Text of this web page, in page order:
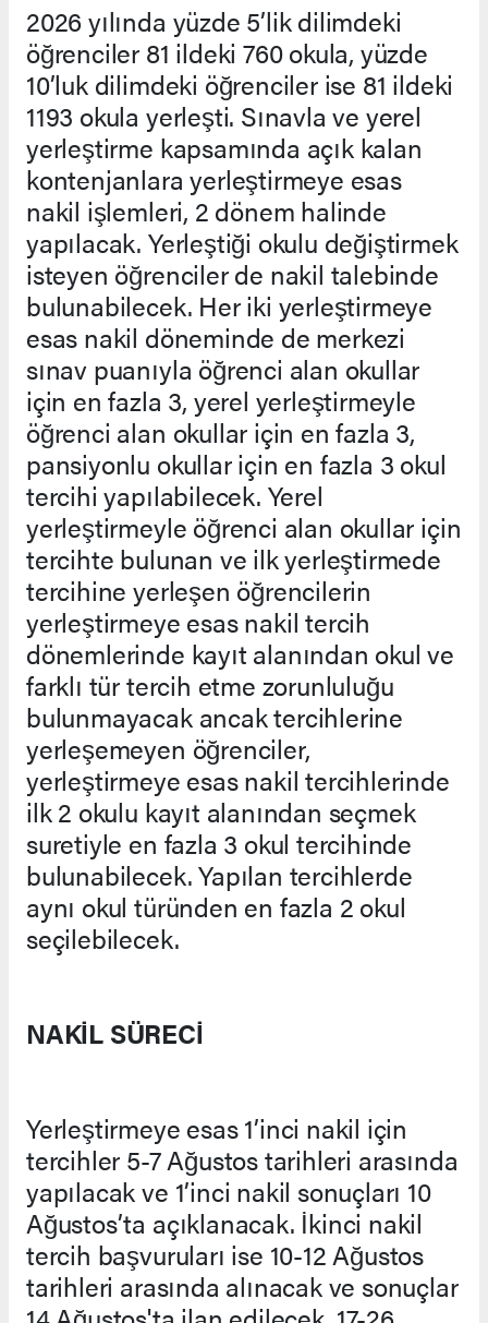
2026 yılında yüzde 5’lik dilimdeki
öğrenciler 81 ildeki 760 okula, yüzde
10’luk dilimdeki öğrenciler ise 81 ildeki
1193 okula yerleşti. Sınavla ve yerel
yerleştirme kapsamında açık kalan
kontenjanlara yerleştirmeye esas
nakil işlemleri, 2 dönem halinde
yapılacak. Yerleştiği okulu değiştirmek
isteyen öğrenciler de nakil talebinde
bulunabilecek. Her iki yerleştirmeye
esas nakil döneminde de merkezi
sınav puanıyla öğrenci alan okullar
için en fazla 3, yerel yerleştirmeyle
öğrenci alan okullar için en fazla 3,
pansiyonlu okullar için en fazla 3 okul
tercihi yapılabilecek. Yerel
yerleştirmeyle öğrenci alan okullar için
tercihte bulunan ve ilk yerleştirmede
tercihine yerleşen öğrencilerin
yerleştirmeye esas nakil tercih
dönemlerinde kayıt alanından okul ve
farklı tür tercih etme zorunluluğu
bulunmayacak ancak tercihlerine
yerleşemeyen öğrenciler,
yerleştirmeye esas nakil tercihlerinde
ilk 2 okulu kayıt alanından seçmek
suretiyle en fazla 3 okul tercihinde
bulunabilecek. Yapılan tercihlerde
aynı okul türünden en fazla 2 okul
seçilebilecek.
NAKİL SÜRECİ
Yerleştirmeye esas 1’inci nakil için
tercihler 5-7 Ağustos tarihleri arasında
yapılacak ve 1’inci nakil sonuçları 10
Ağustos’ta açıklanacak. İkinci nakil
tercih başvuruları ise 10-12 Ağustos
tarihleri arasında alınacak ve sonuçlar